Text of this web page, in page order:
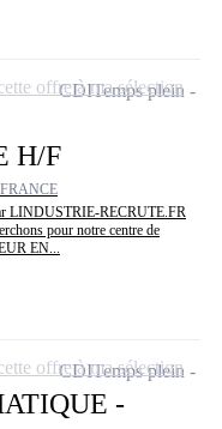
H/F
LINDUSTRIE-RECRUTE.FR
pour notre centre de
EN...
CDITemps plein
offre à ma sélection
-
CDITemps plein
offre à ma sélection